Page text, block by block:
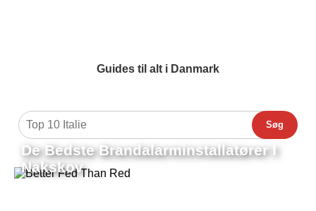
Guides til alt i Danmark
Søg
De Bedste Brandalarminstallatører I
Nakskov